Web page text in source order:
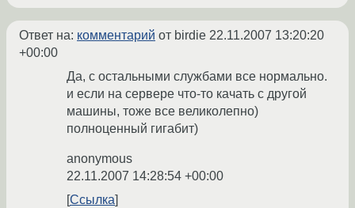
Ответ на: комментарий от birdie 22.11.2007 13:20:20
+00:00
Да, с остальными службами все нормально.
и если на сервере что-то качать с другой
машины, тоже все великолепно)
полноценный гигабит)
anonymous
22.11.2007 14:28:54 +00:00
Ссылка